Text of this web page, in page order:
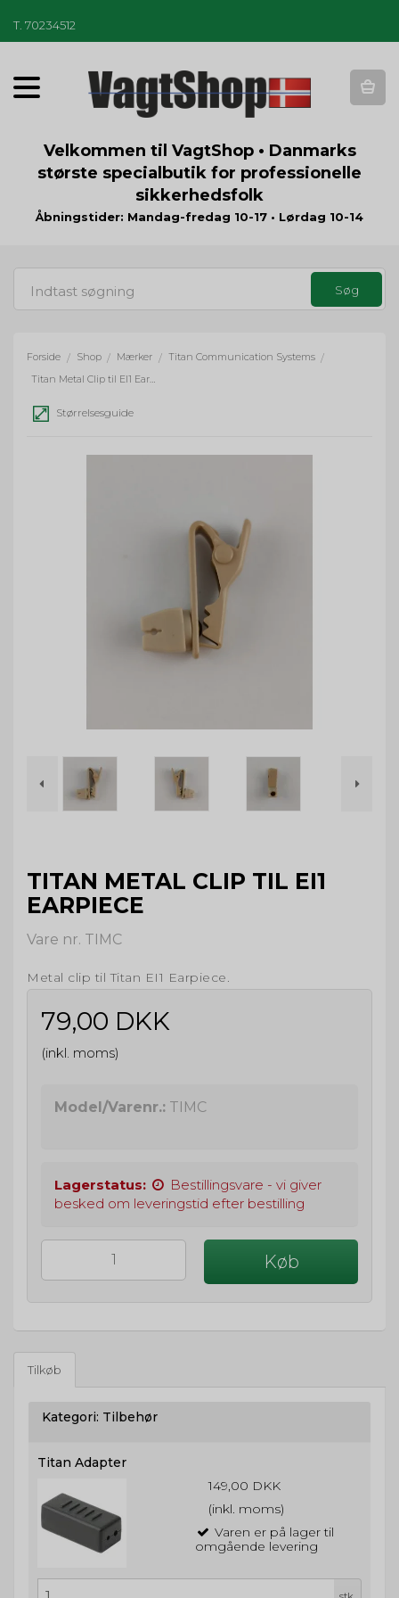
T 70234512
T
o
g
a
t
n
Velkommen til VagtShop • Danmarks
største specialbutik for professionelle
sikkerhedsfolk
Åbningstider: Mandag-fredag 10-17 • Lørdag 10-14
Forside / Shop / Mærker / Titan Communication Systems /
Titan Metal Clip til EI1 Earpiece
Størrelsesguide
TITAN METAL CLIP TIL EI1
EARPIECE
Vare nr. TIMC
Metal clip til Titan EI1 Earpiece.
79,00 DKK
(inkl. moms)
Model/Varenr.: TIMC
Lagerstatus:
Bestillingsvare - vi giver
besked om leveringstid efter bestilling
Køb
Tilkøb
Kategori: Tilbehør
Titan Adapter
149,00 DKK
(inkl. moms)
Varen er på lager til
omgående levering